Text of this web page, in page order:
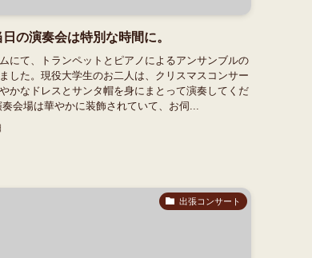
の演奏会は特別な時間に。
にて、トランペットとピアノによるアンサンブルの
した。現役大学生のお二人は、クリスマスコンサー
かなドレスとサンタ帽を身にまとって演奏してくだ
会場は華やかに装飾されていて、お伺...
出張コンサート